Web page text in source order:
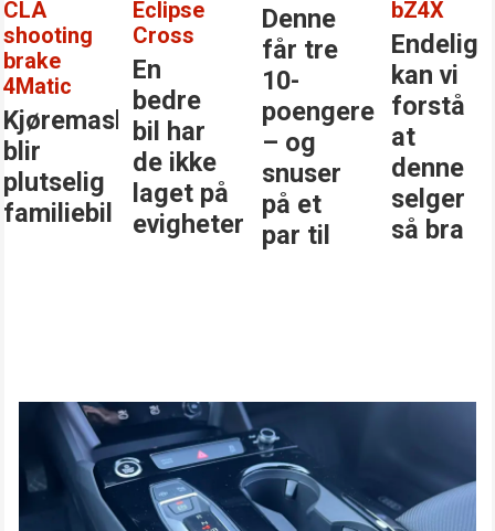
CLA
shooting
brake
4Matic
Kjøremaskinen
blir
plutselig
familiebil
Eclipse
Cross
En
bedre
bil har
de ikke
laget på
evigheter
Denne
får tre
10-
poengere
– og
snuser
på et
par til
bZ4X
Endelig
kan vi
forstå
at
denne
selger
så bra